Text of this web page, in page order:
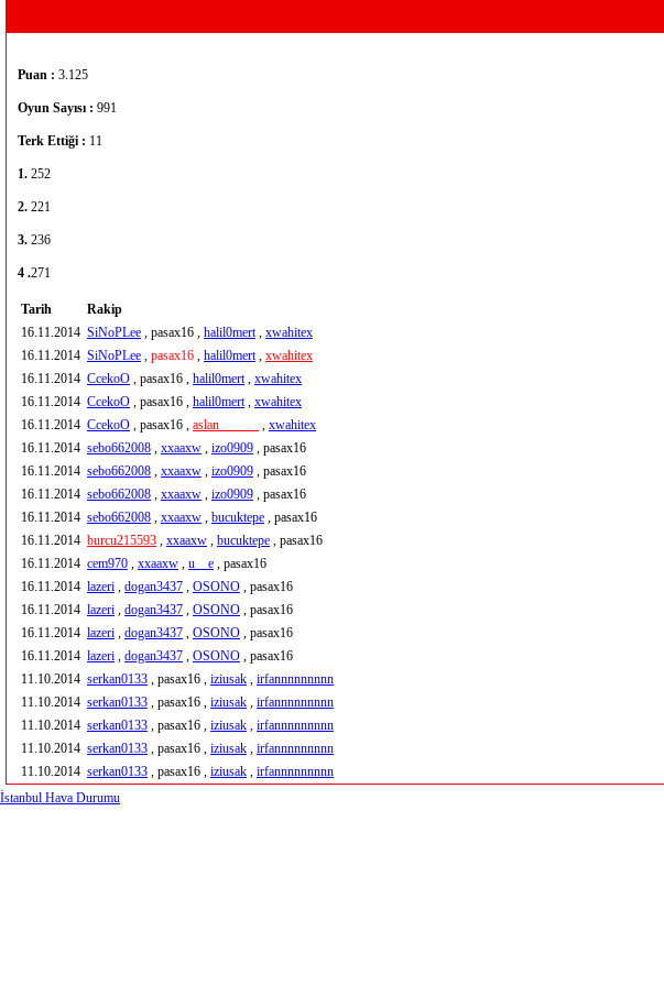
Puan : 3.125
Oyun Sayısı : 991
Terk Ettiği : 11
1. 252
2. 221
3. 236
4 .271
Tarih Rakip
16.11.2014 SiNoPLee , pasax16 , halil0mert, xwahitex
16.11.2014 SiNoPLee , pasax16 , halil0mert, xwahitex
16.11.2014 CcekoO , pasax16 , halil0mert, xwahitex
16.11.2014 CcekoO , pasax16 , halil0mert, xwahitex
16.11.2014 CcekoO , pasax16 , aslan______ , xwahitex
16.11.2014 sebo662008 , xxaaxw , izo0909 , pasax16
16.11.2014 sebo662008 , xxaaxw , izo0909 , pasax16
16.11.2014 sebo662008 , xxaaxw , izo0909 , pasax16
16.11.2014 sebo662008 , xxaaxw , bucuktepe , pasax16
16.11.2014 burcu215593 , xxaaxw , bucuktepe , pasax16
16.11.2014 cem970 , xxaaxw , u__e , pasax16
16.11.2014 lazeri , dogan3437 , OSONO , pasax16
16.11.2014 lazeri , dogan3437 , OSONO , pasax16
16.11.2014 lazeri , dogan3437 , OSONO , pasax16
16.11.2014 lazeri , dogan3437 , OSONO , pasax16
11.10.2014 serkan0133 , pasax16 , iziusak , irfannnnnnnnn
11.10.2014 serkan0133 , pasax16 , iziusak , irfannnnnnnnn
11.10.2014 serkan0133 , pasax16 , iziusak , irfannnnnnnnn
11.10.2014 serkan0133 , pasax16 , iziusak , irfannnnnnnnn
11.10.2014 serkan0133 , pasax16 , iziusak , irfannnnnnnnn
İstanbul Hava Durumu